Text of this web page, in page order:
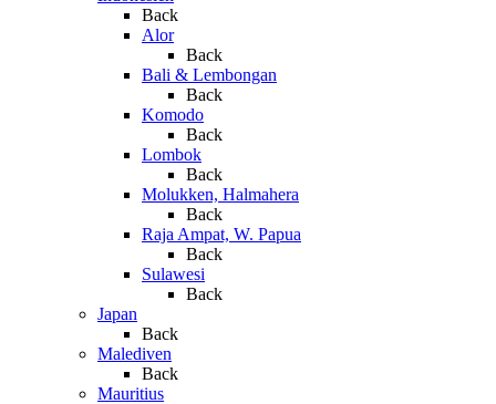
Back
Alor
Back
Bali & Lembongan
Back
Komodo
Back
Lombok
Back
Molukken, Halmahera
Back
Raja Ampat, W. Papua
Back
Sulawesi
Back
Japan
Back
Malediven
Back
Mauritius